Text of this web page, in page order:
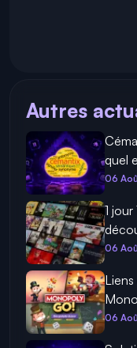
Autres
quel
06
1
06
06